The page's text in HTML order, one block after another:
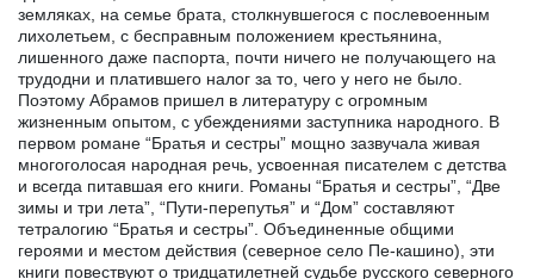
земляках, на семье брата, столкнувшегося с послевоенным
лихолетьем, с бесправным положением крестьянина,
лишенного даже паспорта, почти ничего не получающего на
трудодни и платившего налог за то, чего у него не было.
Поэтому Абрамов пришел в литературу с огромным
жизненным опытом, с убеждениями заступника народного. В
первом романе “Братья и сестры” мощно зазвучала живая
многоголосая народная речь, усвоенная писателем с детства
и всегда питавшая его книги. Романы “Братья и сестры”, “Две
зимы и три лета”, “Пути-перепутья” и “Дом” составляют
тетралогию “Братья и сестры”. Объединенные общими
героями и местом действия (северное село Пе-кашино), эти
книги повествуют о тридцатилетней судьбе русского северного